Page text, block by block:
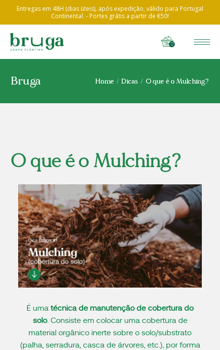
Entregas em 48H (dias úteis), após expedição, válido para Portugal
Continental. - Portes grátis a partir de €50!
0
Bruga Home Dicas O que é o Mulching?
O que é o Mulching?
É uma técnica de manutenção de cobertura do
solo. Consiste em colocar uma cobertura de
material orgânico inerte sobre o solo/substrato
(palha, serradura, casca de árvores, etc.), por forma